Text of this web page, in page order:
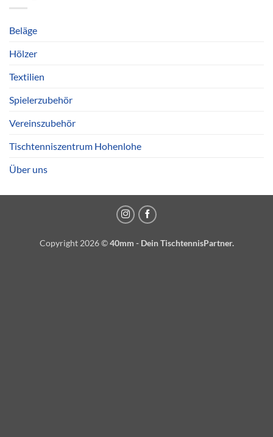
Beläge
Hölzer
Textilien
Spielerzubehör
Vereinszubehör
Tischtenniszentrum Hohenlohe
Über uns
Copyright 2026 ©40mm - Dein TischtennisPartner.